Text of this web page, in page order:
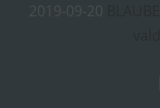
2019-09-20